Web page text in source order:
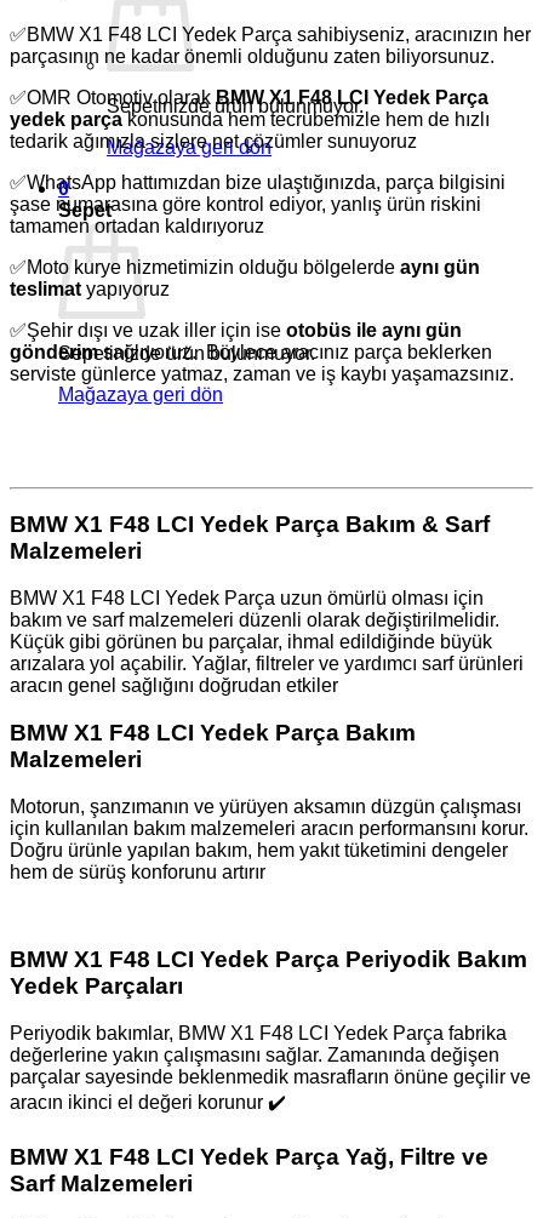
Sepetinizde ürün bulunmuyor.
Mağazaya geri dön
0
Sepet
Sepetinizde ürün bulunmuyor.
Mağazaya geri dön
✅BMW X1 F48 LCI Yedek Parça sahibiyseniz, aracınızın her
parçasının ne kadar önemli olduğunu zaten biliyorsunuz.
✅OMR Otomotiv olarak BMW X1 F48 LCI Yedek Parça
yedek parçakonusunda hem tecrübemizle hem de hızlı
tedarik ağımızla sizlere net çözümler sunuyoruz
✅WhatsApp hattımızdan bize ulaştığınızda, parça bilgisini
şase numarasına göre kontrol ediyor, yanlış ürün riskini
tamamen ortadan kaldırıyoruz
✅Moto kurye hizmetimizin olduğu bölgelerde aynı gün
teslimat yapıyoruz
✅Şehir dışı ve uzak iller için ise otobüs ile aynı gün
gönderimsağlıyoruz. Böylece aracınız parça beklerken
serviste günlerce yatmaz, zaman ve iş kaybı yaşamazsınız.
BMW X1 F48 LCI Yedek Parça Bakım & Sarf
Malzemeleri
BMW X1 F48 LCI Yedek Parça uzun ömürlü olması için
bakım ve sarf malzemeleri düzenli olarak değiştirilmelidir.
Küçük gibi görünen bu parçalar, ihmal edildiğinde büyük
arızalara yol açabilir. Yağlar, filtreler ve yardımcı sarf ürünleri
aracın genel sağlığını doğrudan etkiler ️
BMW X1 F48 LCI Yedek Parça Bakım
Malzemeleri
Motorun, şanzımanın ve yürüyen aksamın düzgün çalışması
için kullanılan bakım malzemeleri aracın performansını korur.
Doğru ürünle yapılan bakım, hem yakıt tüketimini dengeler
hem de sürüş konforunu artırır
BMW X1 F48 LCI Yedek Parça Periyodik Bakım
Yedek Parçaları
Periyodik bakımlar, BMW X1 F48 LCI Yedek Parça fabrika
değerlerine yakın çalışmasını sağlar. Zamanında değişen
parçalar sayesinde beklenmedik masrafların önüne geçilir ve
aracın ikinci el değeri korunur ✔️
BMW X1 F48 LCI Yedek Parça Yağ, Filtre ve
Sarf Malzemeleri